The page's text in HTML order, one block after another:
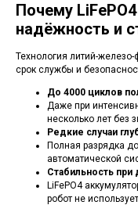
Почему
надёжность и
Технология литий-
срок службы и
До 4000 циклов
Даже при
несколько лет без
Редкие случаи
Полная разрядка
автоматической
Стабильность при
LiFePO4
робот не